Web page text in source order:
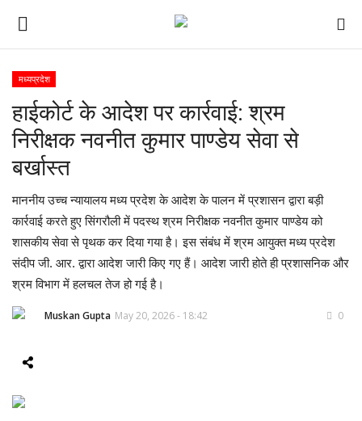
ई-पेपर
होम
Contact Us
Subscribe
About Us
देश
दुनिया
मध्यप्रदेश
मध्यप्रदेश
हाईकोर्ट के आदेश पर कार्रवाई: श्रम
निरीक्षक नवनीत कुमार पाण्डेय सेवा से
बर्खास्त
माननीय उच्च न्यायालय मध्य प्रदेश के आदेश के पालन में प्रशासन द्वारा बड़ी
कार्रवाई करते हुए सिंगरौली में पदस्थ श्रम निरीक्षक नवनीत कुमार पाण्डेय को
शासकीय सेवा से पृथक कर दिया गया है। इस संबंध में श्रम आयुक्त मध्य प्रदेश
संदीप जी. आर. द्वारा आदेश जारी किए गए हैं। आदेश जारी होते ही प्रशासनिक और
श्रम विभाग में हलचल तेज हो गई है।
Muskan Gupta May 20, 2026 - 18:42 0